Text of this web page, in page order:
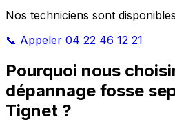
Nos techniciens sont
📞 Appeler 04 22 46 12 21
Pourquoi nous
dépannage fosse
Tignet ?